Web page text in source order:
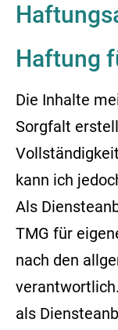
Haftung
Die Inhalte
Sorgfalt
kann ich
Als
TMG für
nach den
als